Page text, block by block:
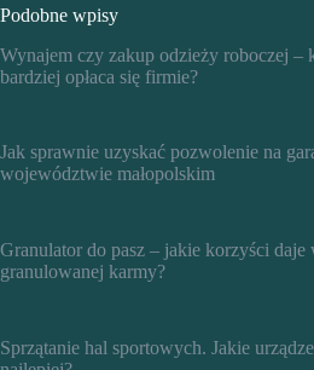
Podobne wpisy
Wynajem czy zakup odzieży roboczej –
bardziej opłaca się firmie?
Jak sprawnie uzyskać pozwolenie na
województwie małopolskim
Granulator do pasz – jakie korzyści daje
granulowanej karmy?
Sprzątanie hal sportowych. Jakie